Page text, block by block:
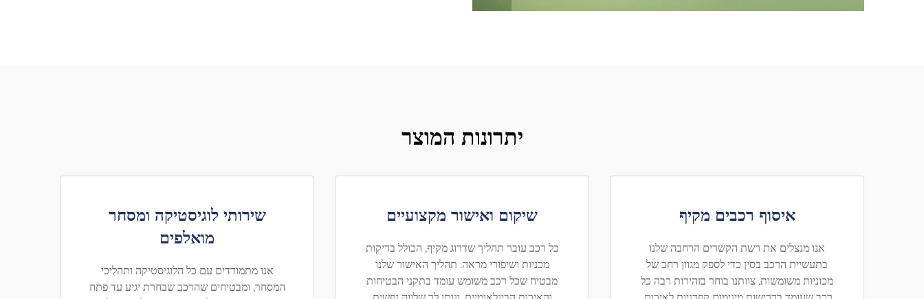
יתרונות המוצר
איסוף רכבים מקיף
אנו מנצלים את רשת הקשרים הרחבה שלנו
בתעשיית הרכב בסין כדי לספק מגוון רחב של
מכוניות משומשות. צוותנו בוחר בזהירות רבה כל
שיקום ואישור מקצועיים
כל רכב עובר תהליך שדרוג מקיף, הכולל בדיקות
מכניות ושיפורי מראה. תהליך האישור שלנו
מבטיח שכל רכב משומש עומד בתקני הבטיחות
שירותי לוגיסטיקה ומסחר
מואלפים
אנו מתמודדים עם כל הלוגיסטיקה ותהליכי
המסחר, ומבטיחים שהרכב שבחרת יגיע עד פתח